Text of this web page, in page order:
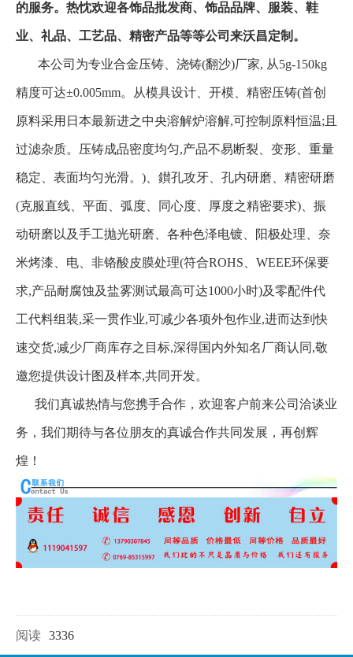
的服务。热忱欢迎各饰品批发商、饰品品牌、服装、鞋
业、礼品、工艺品、精密产品等等公司来沃昌定制。
本公司为专业合金压铸、浇铸(翻沙)厂家, 从5g-150kg
精度可达±0.005mm。从模具设计、开模、精密压铸(首创
原料采用日本最新进之中央溶解炉溶解,可控制原料恒温;且
过滤杂质。压铸成品密度均匀,产品不易断裂、变形、重量
稳定、表面均匀光滑。)、鑚孔攻牙、孔内研磨、精密研磨
(克服直线、平面、弧度、同心度、厚度之精密要求)、振
动研磨以及手工抛光研磨、各种色泽电镀、阳极处理、奈
米烤漆、电、非铬酸皮膜处理(符合ROHS、WEEE环保要
求,产品耐腐蚀及盐雾测试最高可达1000小时)及零配件代
工代料组装,采一贯作业,可减少各项外包作业,进而达到快
速交货,减少厂商库存之目标,深得国内外知名厂商认同,敬
邀您提供设计图及样本,共同开发。
我们真诚热情与您携手合作，欢迎客户前来公司洽谈业
务，我们期待与各位朋友的真诚合作共同发展，再创辉
煌！
阅读 3336